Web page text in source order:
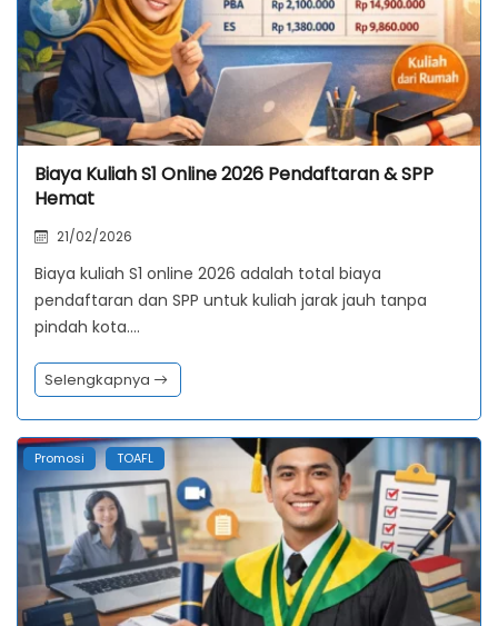
Biaya Kuliah S1 Online 2026 Pendaftaran & SPP
Hemat
21/02/2026
Biaya kuliah S1 online 2026 adalah total biaya
pendaftaran dan SPP untuk kuliah jarak jauh tanpa
pindah kota.…
Selengkapnya
Promosi TOAFL